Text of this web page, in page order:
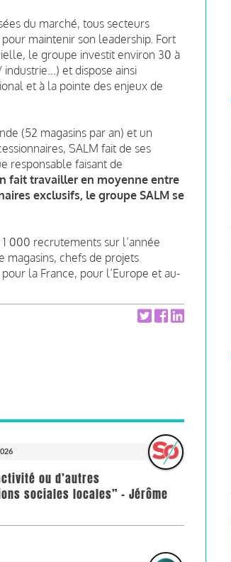
du marché, tous secteurs
maintenir son leadership. Fort
le groupe investit environ 30 à
et dispose ainsi
et à la pointe des enjeux de
(52 magasins par an) et un
SALM fait de ses
responsable faisant de
fait travailler en moyenne entre
exclusifs, le groupe SALM se
000 recrutements sur l’année
magasins, chefs de projets
la France, pour l’Europe et au-
ou d’autres
sociales locales” - Jérôme